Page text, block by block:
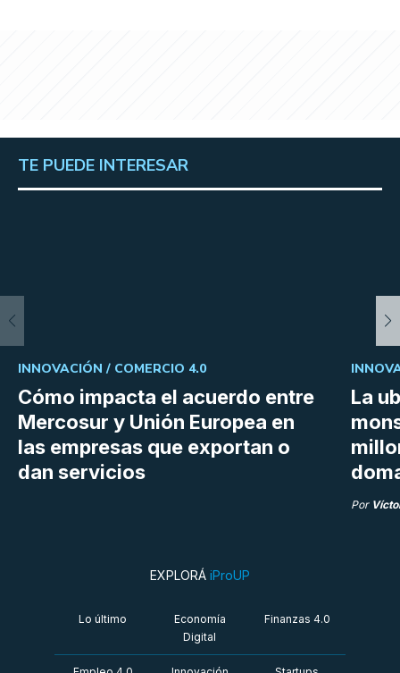
TE PUEDE INTERESAR
Cómo impacta el acuerdo entre
Mercosur y Unión Europea en
las empresas que exportan o
dan servicios
INNOVACIÓN / COMERCIO 4.0
La
Por
EXPLORÁ iProUP
Lo último
Economía
Digital
Finanzas 4.0